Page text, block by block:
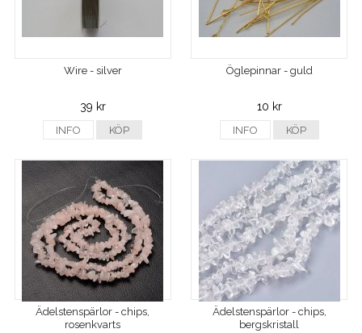
Wire - silver
39 kr
INFO KÖP
Öglepinnar - guld
10 kr
INFO KÖP
Ädelstenspärlor - chips,
rosenkvarts
Ädelstenspärlor - chips,
bergskristall